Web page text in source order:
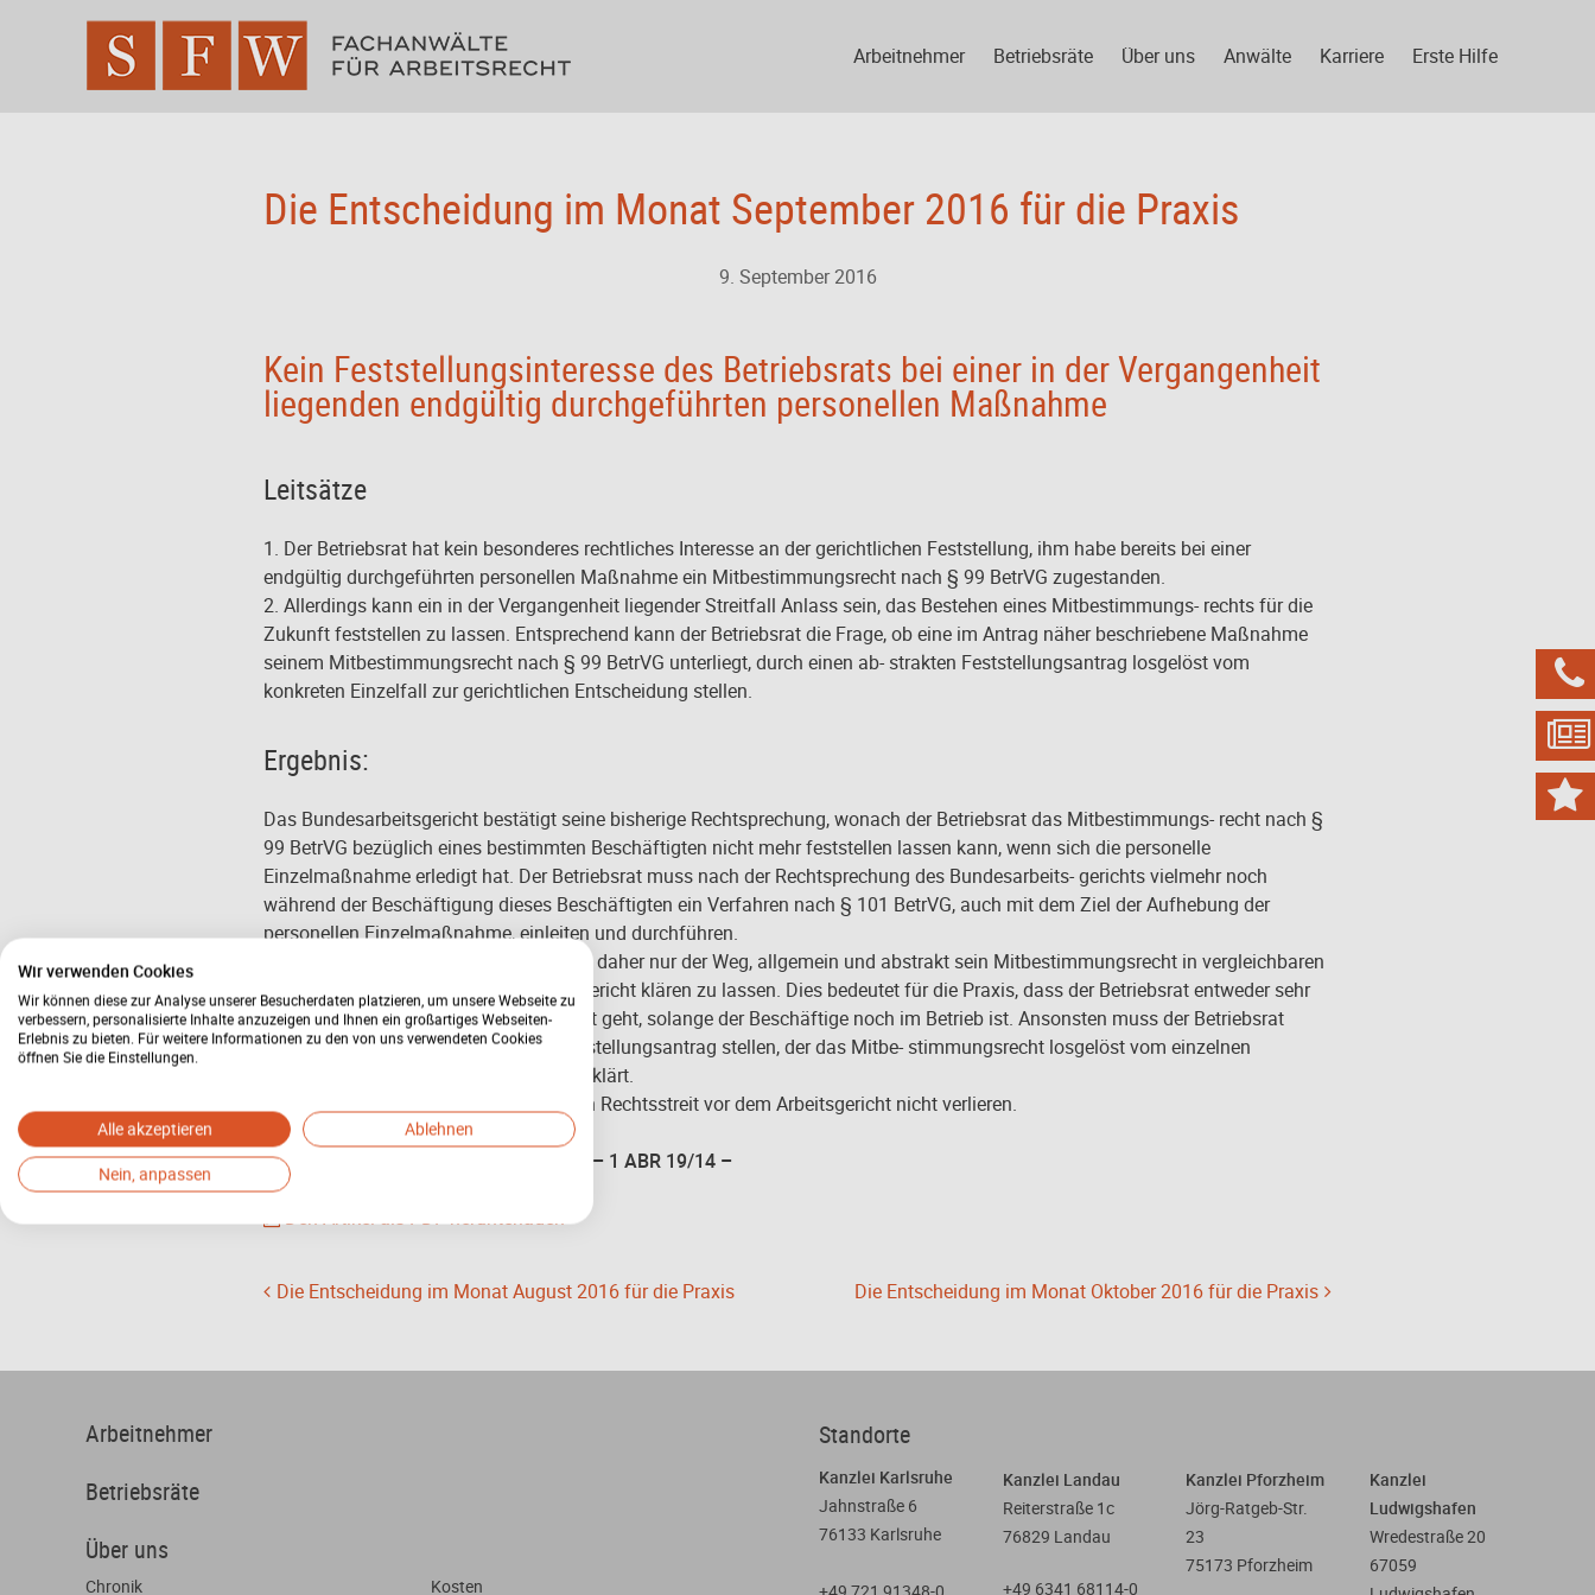
Arbeitnehmer Betriebsräte Über uns Anwälte Karriere Erste Hilfe
Die Entscheidung im Monat September 2016 für die Praxis
9. September 2016
Kein Feststellungsinteresse des Betriebsrats bei einer in der Vergangenheit
liegenden endgültig durchgeführten personellen Maßnahme
Leitsätze
1. Der Betriebsrat hat kein besonderes rechtliches Interesse an der gerichtlichen Feststellung, ihm habe bereits bei einer
endgültig durchgeführten personellen Maßnahme ein Mitbestimmungsrecht nach § 99 BetrVG zugestanden.
2. Allerdings kann ein in der Vergangenheit liegender Streitfall Anlass sein, das Bestehen eines Mitbestimmungs- rechts für die
Zukunft feststellen zu lassen. Entsprechend kann der Betriebsrat die Frage, ob eine im Antrag näher beschriebene Maßnahme
seinem Mitbestimmungsrecht nach § 99 BetrVG unterliegt, durch einen ab- strakten Feststellungsantrag losgelöst vom
konkreten Einzelfall zur gerichtlichen Entscheidung stellen.
Ergebnis:
Das Bundesarbeitsgericht bestätigt seine bisherige Rechtsprechung, wonach der Betriebsrat das Mitbestimmungs- recht nach §
99 BetrVG bezüglich eines bestimmten Beschäftigten nicht mehr feststellen lassen kann, wenn sich die personelle
Einzelmaßnahme erledigt hat. Der Betriebsrat muss nach der Rechtsprechung des Bundesarbeits- gerichts vielmehr noch
während der Beschäftigung dieses Beschäftigten ein Verfahren nach § 101 BetrVG, auch mit dem Ziel der Aufhebung der
personellen Einzelmaßnahme, einleiten und durchführen.
Als „ Ausweg“ verbleibt dem Betriebsrat daher nur der Weg, allgemein und abstrakt sein Mitbestimmungsrecht in vergleichbaren
Fällen für die Zukunft vor dem Arbeitsgericht klären zu lassen. Dies bedeutet für die Praxis, dass der Betriebsrat entweder sehr
schnell und zügig vor das Arbeitsgericht geht, solange der Beschäftige noch im Betrieb ist. Ansonsten muss der Betriebsrat
einen allgemeinen und abstrakten Feststellungsantrag stellen, der das Mitbe- stimmungsrecht losgelöst vom einzelnen
Beschäftigten durch das Arbeitsgericht klärt.
Es gilt daher aufzupassen, will man den Rechtsstreit vor dem Arbeitsgericht nicht verlieren.
Bundesarbeitsgericht vom 22.03.2016 – 1 ABR 19/14 –
Den Artikel als PDF herunterladen
Die Entscheidung im Monat August 2016 für die Praxis Die Entscheidung im Monat Oktober 2016 für die Praxis
Arbeitnehmer
Betriebsräte
Über uns
Chronik
Kosten
Standorte
Kanzlei Karlsruhe
Jahnstraße 6
76133 Karlsruhe
Kanzlei Landau
Reiterstraße 1c
76829 Landau
+49 6341 68114-0
Kanzlei Pforzheim
Jörg-Ratgeb-Str.
23
75173 Pforzheim
Kanzlei
Ludwigshafen
Wredestraße 20
67059



Wir verwenden Cookies
Wir können diese zur Analyse unserer Besucherdaten platzieren, um unsere Webseite zu
verbessern, personalisierte Inhalte anzuzeigen und Ihnen ein großartiges Webseiten-
Erlebnis zu bieten. Für weitere Informationen zu den von uns verwendeten Cookies
öffnen Sie die Einstellungen.
Alle akzeptieren
Ablehnen
Nein, anpassen
Kundenbewertungen und Erfahrungen zu